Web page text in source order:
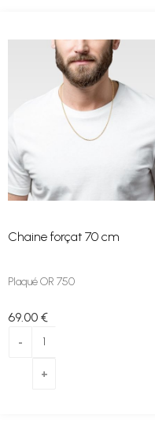
Chaine forçat 70 cm
Plaqué OR 750
69.00 €